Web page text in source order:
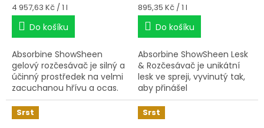
Měrná
cena:
4 957,63 Kč / 1 l
Do košíku
Absorbine ShowSheen
gelový rozčesávač je silný a
účinný prostředek na velmi
zacuchanou hřívu a ocas.
Složení je obohaceno o
vitamin E a arganový olej,
který vyživuje a pomáhá
Měrná
cena:
895,35 Kč / 1 l
Do košíku
Absorbine ShowSheen Lesk
& Rozčesávač je unikátní
lesk ve spreji, vyvinutý tak,
aby přinášel
nesrovnatelnou pomoc při
péči o srst, hřívu i ocas
koně.
Srst Srst